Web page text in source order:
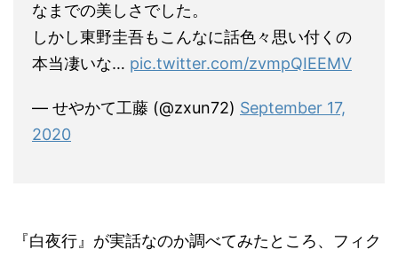
なまでの美しさでした。
しかし東野圭吾もこんなに話色々思い付くの
本当凄いな… pic.twitter.com/zvmpQIEEMV
— せやかて工藤 (@zxun72) September 17,
2020
『白夜行』が実話なのか調べてみたところ、フィク